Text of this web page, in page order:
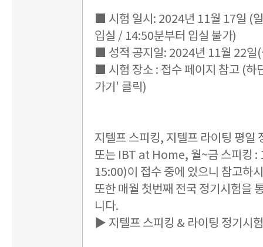
■ 시험 일시: 2024년 11월 17일 (
입실 / 14:50분부터 입실 불가)
■ 성적 공지일: 2024년 11월 22일
■ 시험 장소 : 접수 페이지 참고 (하
가기' 클릭)
지텔프 스피킹, 지텔프 라이팅 평일
또는 IBT at Home, 월~금 스피킹 :
15:00)이 접수 중에 있으니 참고하
또한 매월 첫번째 전국 정기시험을
니다.
▶ 지텔프 스피킹 & 라이팅 정기시